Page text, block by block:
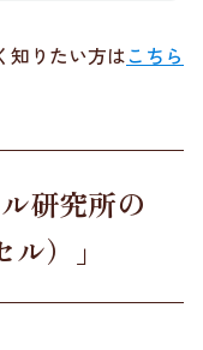
知りたい方はこちら
研究所の
）」